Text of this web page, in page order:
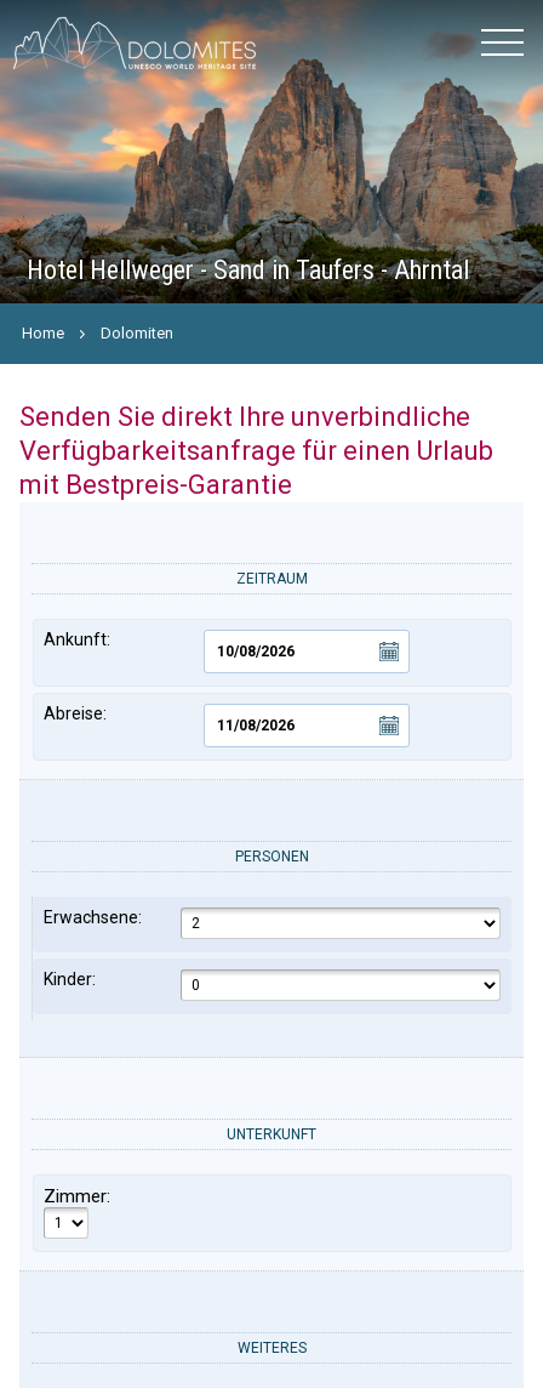
Hotel Hellweger - Sand in Taufers - Ahrntal
Home Dolomiten
Senden Sie direkt Ihre unverbindliche
Verfügbarkeitsanfrage für einen Urlaub
mit Bestpreis-Garantie
ZEITRAUM
Ankunft:
Abreise:
PERSONEN
Erwachsene:
Kinder:
UNTERKUNFT
Zimmer:
WEITERES